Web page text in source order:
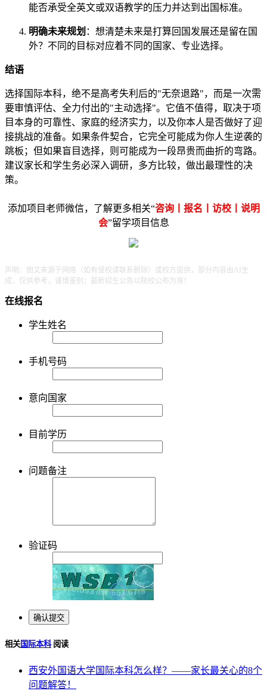
能否承受全英文或双语教学的压力并达到出国标准。
明确未来规划 ：想清楚未来是打算回国发展还是留在国
外？不同的目标对应着不同的国家、专业选择。
结语
选择国际本科，绝不是高考失利后的"无奈退路"，而是一次需
要审慎评估、全力付出的"主动选择"。它值不值得，取决于项
目本身的可靠性、家庭的经济实力，以及你本人是否做好了迎
接挑战的准备。如果条件契合，它完全可能成为你人生逆袭的
跳板；但如果盲目选择，则可能成为一段昂贵而曲折的弯路。
建议家长和学生务必深入调研，多方比较，做出最理性的决
策。
添加项目老师微信，了解更多相关“咨询丨报名丨访校丨说明
会”留学项目信息
声明：图文来源于网络（如有侵权请联系删除）或校方提供，部分内容由AI生
成，仅供参考，谨慎鉴别；最新招生公告以院校公布为准！
在线报名
学生姓名
手机号码
意向国家
目前学历
问题备注
验证码
相关国际本科 阅读
西安外国语大学国际本科怎么样？——家长最关心的8个
问题解答！